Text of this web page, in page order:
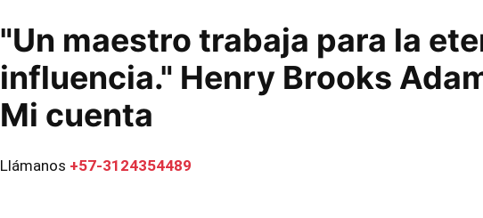
"Un maestro trabaja para la
influencia." Henry Brooks
Mi cuenta
Llámanos +57-3124354489